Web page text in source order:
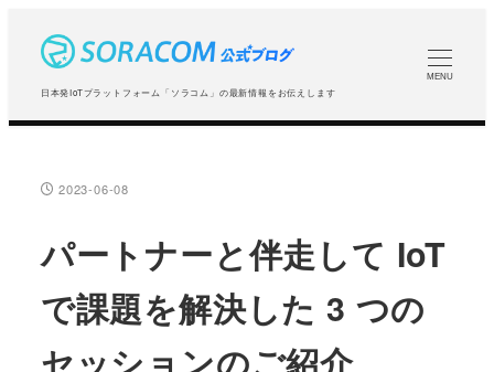
コ
日本発IoTプラットフォーム「ソラコム」の最新情報をお伝えします
MENU
投稿日
2023-06-08
パートナーと伴走して IoT
で課題を解決した 3 つの
セッションのご紹介